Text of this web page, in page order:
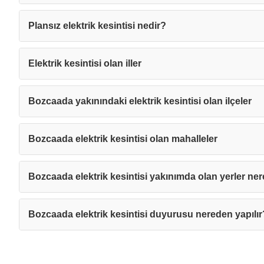
Plansız elektrik kesintisi nedir?
Elektrik kesintisi olan iller
Bozcaada yakınındaki elektrik kesintisi olan ilçeler
Bozcaada elektrik kesintisi olan mahalleler
Bozcaada elektrik kesintisi yakınımda olan yerler
Bozcaada elektrik kesintisi duyurusu nereden